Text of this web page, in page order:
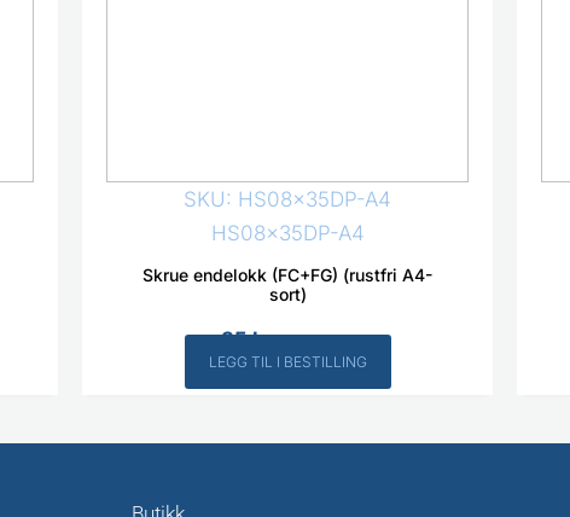
SKU: HS08x35DP-A4
HS08x35DP-A4
Skrue endelokk (FC+FG) (rustfri A4-
sort)
35kr Inkl. MVA
LEGG TIL I BESTILLING